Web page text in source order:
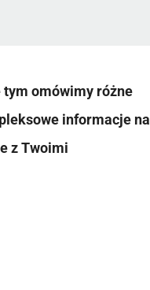
tym omówimy różne
informacje na
z Twoimi